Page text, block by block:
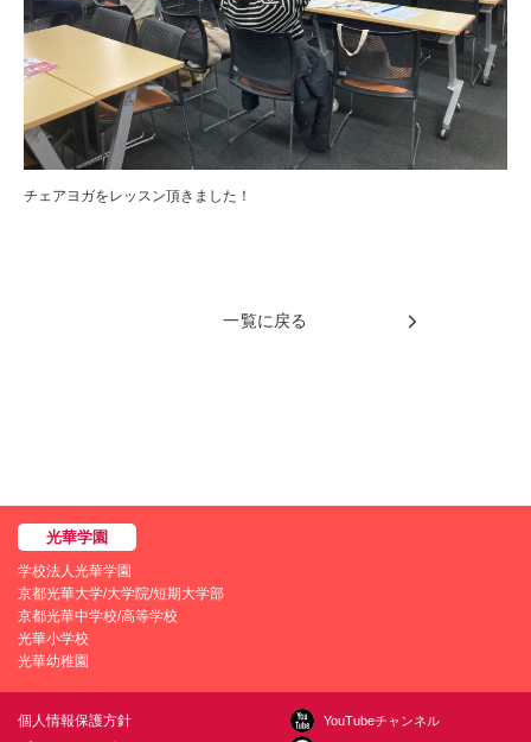
チェアヨガをレッスン頂きました！
一覧に戻る
学校法人光華学園
京都光華大学/大学院/短期大学部
京都光華中学校/高等学校
光華小学校
光華幼稚園
個人情報保護方針
YouTubeチャンネル